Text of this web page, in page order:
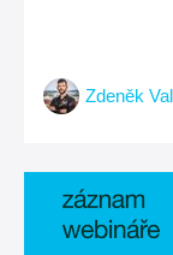
Zdeněk